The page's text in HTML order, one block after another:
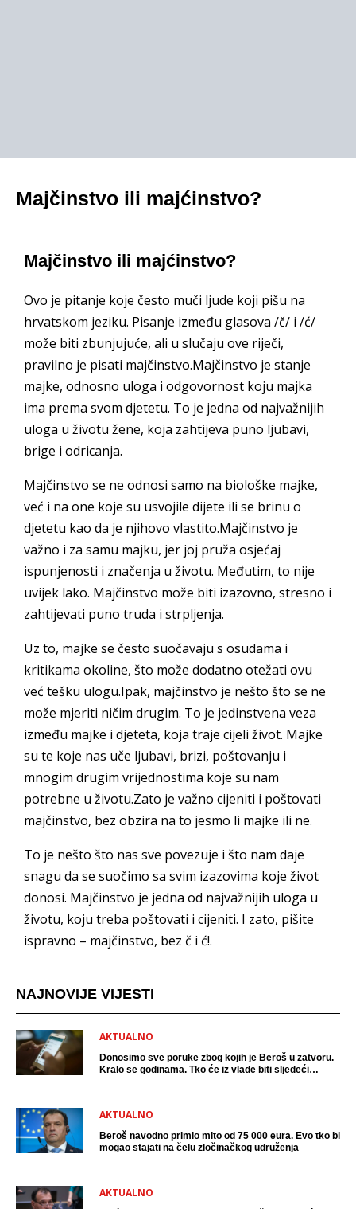
Majčinstvo ili majćinstvo?
Majčinstvo ili majćinstvo?
Ovo je pitanje koje često muči ljude koji pišu na
hrvatskom jeziku. Pisanje između glasova /č/ i /ć/
može biti zbunjujuće, ali u slučaju ove riječi,
pravilno je pisati majčinstvo.Majčinstvo je stanje
majke, odnosno uloga i odgovornost koju majka
ima prema svom djetetu. To je jedna od najvažnijih
uloga u životu žene, koja zahtijeva puno ljubavi,
brige i odricanja.
Majčinstvo se ne odnosi samo na biološke majke,
već i na one koje su usvojile dijete ili se brinu o
djetetu kao da je njihovo vlastito.Majčinstvo je
važno i za samu majku, jer joj pruža osjećaj
ispunjenosti i značenja u životu. Međutim, to nije
uvijek lako. Majčinstvo može biti izazovno, stresno i
zahtijevati puno truda i strpljenja.
Uz to, majke se često suočavaju s osudama i
kritikama okoline, što može dodatno otežati ovu
već tešku ulogu.Ipak, majčinstvo je nešto što se ne
može mjeriti ničim drugim. To je jedinstvena veza
između majke i djeteta, koja traje cijeli život. Majke
su te koje nas uče ljubavi, brizi, poštovanju i
mnogim drugim vrijednostima koje su nam
potrebne u životu.Zato je važno cijeniti i poštovati
majčinstvo, bez obzira na to jesmo li majke ili ne.
To je nešto što nas sve povezuje i što nam daje
snagu da se suočimo sa svim izazovima koje život
donosi. Majčinstvo je jedna od najvažnijih uloga u
životu, koju treba poštovati i cijeniti. I zato, pišite
ispravno – majčinstvo, bez č i ć!.
NAJNOVIJE VIJESTI
AKTUALNO
Donosimo sve poruke zbog kojih je Beroš u zatvoru.
Kralo se godinama. Tko će iz vlade biti sljedeći
AKTUALNO
Beroš navodno primio mito od 75 000 eura. Evo tko bi
mogao stajati na čelu zločinačkog udruženja
AKTUALNO